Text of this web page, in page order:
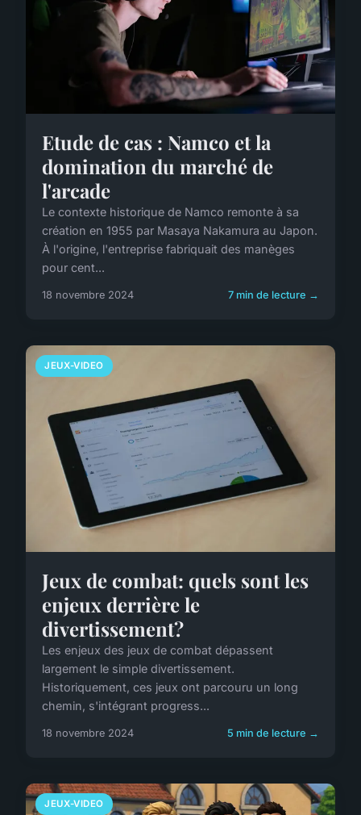
Etude de cas : Namco et la
domination du marché de
l'arcade
Le contexte historique de Namco remonte à sa
création en 1955 par Masaya Nakamura au Japon.
À l'origine, l'entreprise fabriquait des manèges
pour cent...
18 novembre 2024 7 min de lecture →
JEUX-VIDEO
Jeux de combat: quels sont les
enjeux derrière le
divertissement?
Les enjeux des jeux de combat dépassent
largement le simple divertissement.
Historiquement, ces jeux ont parcouru un long
chemin, s'intégrant progress...
18 novembre 2024 5 min de lecture →
JEUX-VIDEO